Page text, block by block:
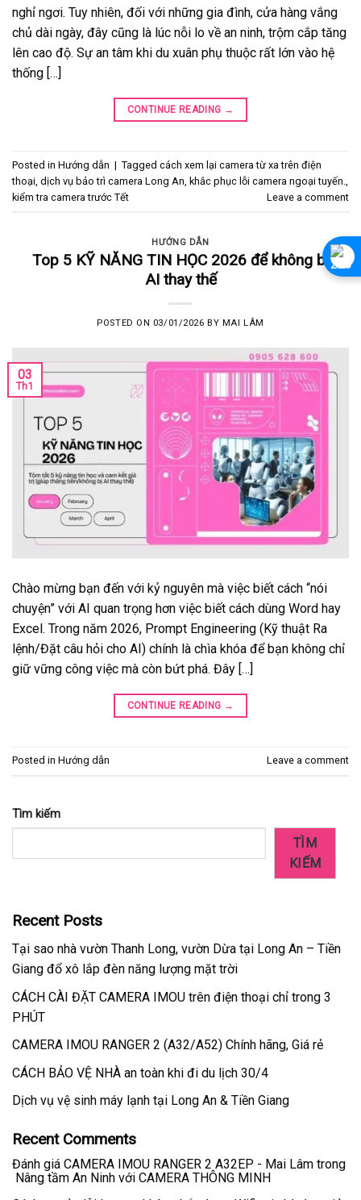
nghỉ ngơi. Tuy nhiên, đối với những gia đình, cửa hàng vắng
chủ dài ngày, đây cũng là lúc nỗi lo về an ninh, trộm cắp tăng
lên cao độ. Sự an tâm khi du xuân phụ thuộc rất lớn vào hệ
thống […]
CONTINUE READING →
Posted in Hướng dẫn | Tagged cách xem lại camera từ xa trên điện
thoại dịch vụ bảo trì camera Long An khắc phục lỗi camera ngoại tuyến.
kiểm tra camera trước Tết
Leave a comment
HƯỚNG DẪN
Top 5 KỸ NĂNG TIN HỌC 2026 để không bị
AI thay thế
POSTED ON 03/01/2026 BY MAI LÂM
03
Th1
Chào mừng bạn đến với kỷ nguyên mà việc biết cách “nói
chuyện” với AI quan trọng hơn việc biết cách dùng Word hay
Excel. Trong năm 2026, Prompt Engineering (Kỹ thuật Ra
lệnh/Đặt câu hỏi cho AI) chính là chìa khóa để bạn không chỉ
giữ vững công việc mà còn bứt phá. Đây […]
CONTINUE READING →
Posted in Hướng dẫn Leave a comment
Tìm kiếm
TÌM
KIẾM
Recent Posts
Tại sao nhà vườn Thanh Long, vườn Dừa tại Long An – Tiền
Giang đổ xô lắp đèn năng lượng mặt trời
CÁCH CÀI ĐẶT CAMERA IMOU trên điện thoại chỉ trong 3
PHÚT
CAMERA IMOU RANGER 2 (A32/A52) Chính hãng, Giá rẻ
CÁCH BẢO VỆ NHÀ an toàn khi đi du lịch 30/4
Dịch vụ vệ sinh máy lạnh tại Long An & Tiền Giang
Recent Comments
Đánh giá CAMERA IMOU RANGER 2 A32EP - Mai Lâm trong
Nâng tầm An Ninh với CAMERA THÔNG MINH